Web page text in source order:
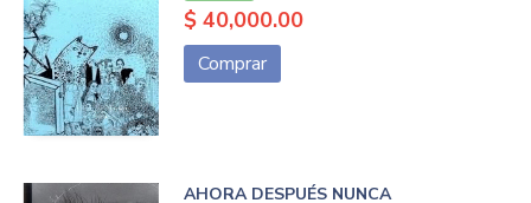
$ 40,000.00
Comprar
AHORA DESPUÉS NUNCA